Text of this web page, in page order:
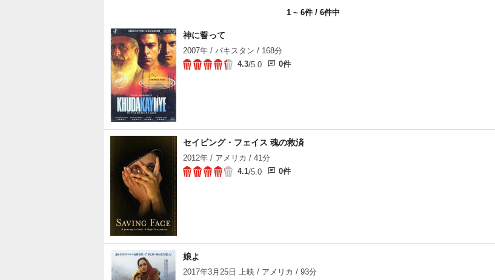
1 ~ 6件 / 6件中
神に誓って
2007年 / パキスタン / 168分
4.3/5.0 0件
セイビング・フェイス 魂の救済
2012年 / アメリカ / 41分
4.1/5.0 0件
娘よ
2017年3月25日 上映 / アメリカ / 93分